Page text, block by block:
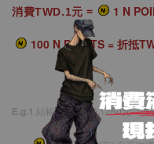
消費TWD.1元 = 1 N
100 N POINTS = 折抵
E.g.1 結帳下單TWD.1260元〈